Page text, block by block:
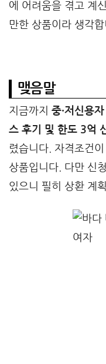
에 어려움을 겪고 계
만한 상품이라 생각합
맺음말
지금까지 중·저신용
스 후기 및 한도 3억
렸습니다. 자격조건
상품입니다. 다만 신
있으니 필히 상환 계